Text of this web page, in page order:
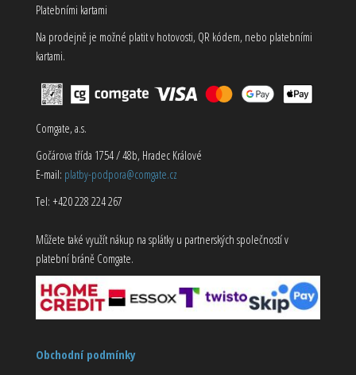
Platebními kartami
Na prodejně je možné platit v hotovosti, QR kódem, nebo platebními
kartami.
Comgate, a.s.
Gočárova třída 1754 / 48b, Hradec Králové
E-mail: platby-podpora@comgate.cz
Tel: +420 228 224 267
Můžete také využít nákup na splátky u partnerských společností v
platební bráně Comgate.
Obchodní podmínky